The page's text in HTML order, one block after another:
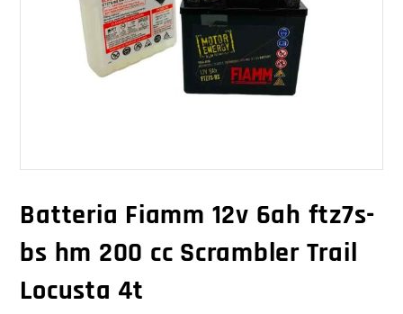
Batteria Fiamm 12v 6ah ftz7s-
bs hm 200 cc Scrambler Trail
Locusta 4t